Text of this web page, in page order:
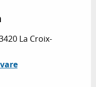
La Croix-